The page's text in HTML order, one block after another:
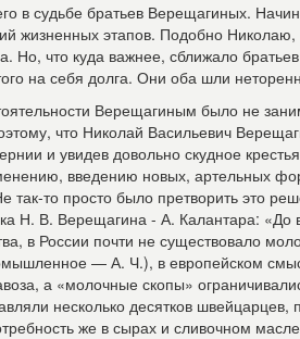
в судьбе братьев Верещагиных.
жизненных этапов. Подобно
Но, что куда важнее, сближало
на себя долга. Они оба шли
Верещагиным было не
что Николай Васильевич
и увидев довольно скудное
введению новых, артельных
так-то просто было претворить это
Н. В. Верещагина - А. Калантара: «До
в России почти не существовало
— А. Ч.), в европейском
а «молочные скопы»
несколько десятков
же в сырах и сливочном